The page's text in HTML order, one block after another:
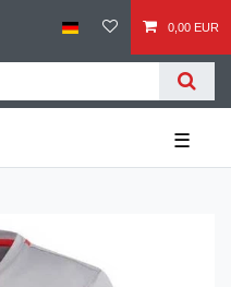
0,00 EUR
☰